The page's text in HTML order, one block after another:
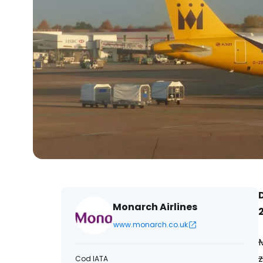
Monarch Airlines
www.monarch.co.uk
Cod IATA